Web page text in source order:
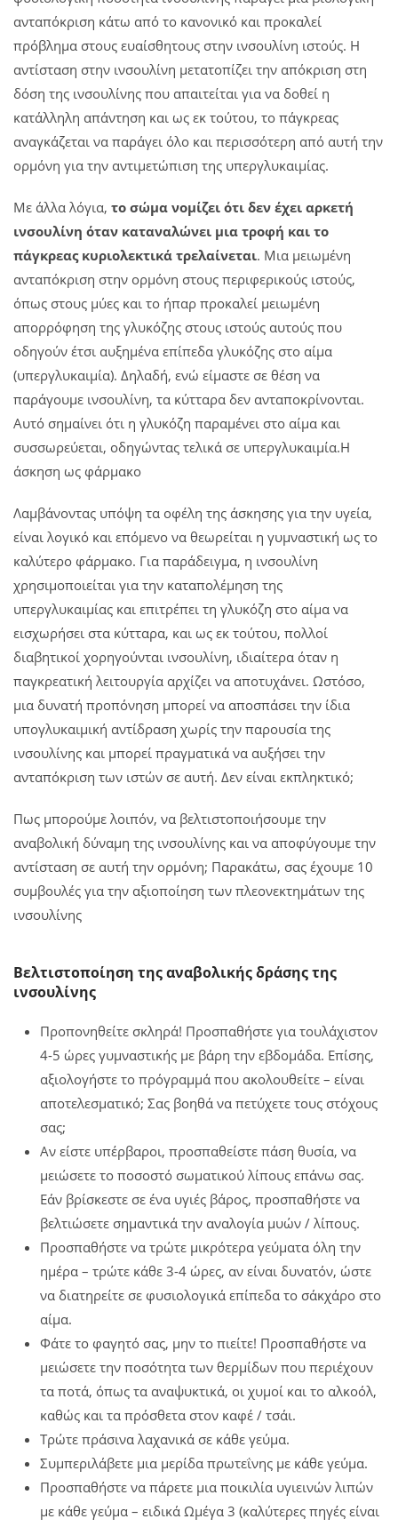
ανταπόκριση κάτω από το κανονικό και προκαλεί
πρόβλημα στους ευαίσθητους στην ινσουλίνη ιστούς. Η
αντίσταση στην ινσουλίνη μετατοπίζει την απόκριση στη
δόση της ινσουλίνης που απαιτείται για να δοθεί η
κατάλληλη απάντηση και ως εκ τούτου, το πάγκρεας
αναγκάζεται να παράγει όλο και περισσότερη από αυτή την
ορμόνη για την αντιμετώπιση της υπεργλυκαιμίας.
Με άλλα λόγια, το σώμα νομίζει ότι δεν έχει αρκετή
ινσουλίνη όταν καταναλώνει μια τροφή και το
πάγκρεας κυριολεκτικά τρελαίνεται. Μια μειωμένη
ανταπόκριση στην ορμόνη στους περιφερικούς ιστούς,
όπως στους μύες και το ήπαρ προκαλεί μειωμένη
απορρόφηση της γλυκόζης στους ιστούς αυτούς που
οδηγούν έτσι αυξημένα επίπεδα γλυκόζης στο αίμα
(υπεργλυκαιμία). Δηλαδή, ενώ είμαστε σε θέση να
παράγουμε ινσουλίνη, τα κύτταρα δεν ανταποκρίνονται.
Αυτό σημαίνει ότι η γλυκόζη παραμένει στο αίμα και
συσσωρεύεται, οδηγώντας τελικά σε υπεργλυκαιμία.Η
άσκηση ως φάρμακο
Λαμβάνοντας υπόψη τα οφέλη της άσκησης για την υγεία,
είναι λογικό και επόμενο να θεωρείται η γυμναστική ως το
καλύτερο φάρμακο. Για παράδειγμα, η ινσουλίνη
χρησιμοποιείται για την καταπολέμηση της
υπεργλυκαιμίας και επιτρέπει τη γλυκόζη στο αίμα να
εισχωρήσει στα κύτταρα, και ως εκ τούτου, πολλοί
διαβητικοί χορηγούνται ινσουλίνη, ιδιαίτερα όταν η
παγκρεατική λειτουργία αρχίζει να αποτυχάνει. Ωστόσο,
μια δυνατή προπόνηση μπορεί να αποσπάσει την ίδια
υπογλυκαιμική αντίδραση χωρίς την παρουσία της
ινσουλίνης και μπορεί πραγματικά να αυξήσει την
ανταπόκριση των ιστών σε αυτή. Δεν είναι εκπληκτικό;
Πως μπορούμε λοιπόν, να βελτιστοποιήσουμε την
αναβολική δύναμη της ινσουλίνης και να αποφύγουμε την
αντίσταση σε αυτή την ορμόνη; Παρακάτω, σας έχουμε 10
συμβουλές για την αξιοποίηση των πλεονεκτημάτων της
ινσουλίνης
Βελτιστοποίηση της αναβολικής δράσης της
ινσουλίνης
Προπονηθείτε σκληρά! Προσπαθήστε για τουλάχιστον
4-5 ώρες γυμναστικής με βάρη την εβδομάδα. Επίσης,
αξιολογήστε το πρόγραμμά που ακολουθείτε – είναι
αποτελεσματικό; Σας βοηθά να πετύχετε τους στόχους
σας;
Αν είστε υπέρβαροι, προσπαθείστε πάση θυσία, να
μειώσετε το ποσοστό σωματικού λίπους επάνω σας.
Εάν βρίσκεστε σε ένα υγιές βάρος, προσπαθήστε να
βελτιώσετε σημαντικά την αναλογία μυών / λίπους.
Προσπαθήστε να τρώτε μικρότερα γεύματα όλη την
ημέρα – τρώτε κάθε 3-4 ώρες, αν είναι δυνατόν, ώστε
να διατηρείτε σε φυσιολογικά επίπεδα το σάκχάρο στο
αίμα.
Φάτε το φαγητό σας, μην το πιείτε! Προσπαθήστε να
μειώσετε την ποσότητα των θερμίδων που περιέχουν
τα ποτά, όπως τα αναψυκτικά, οι χυμοί και το αλκοόλ,
καθώς και τα πρόσθετα στον καφέ / τσάι.
Τρώτε πράσινα λαχανικά σε κάθε γεύμα.
Συμπεριλάβετε μια μερίδα πρωτεΐνης με κάθε γεύμα.
Προσπαθήστε να πάρετε μια ποικιλία υγιεινών λιπών
με κάθε γεύμα – ειδικά Ωμέγα 3 (καλύτερες πηγές είναι